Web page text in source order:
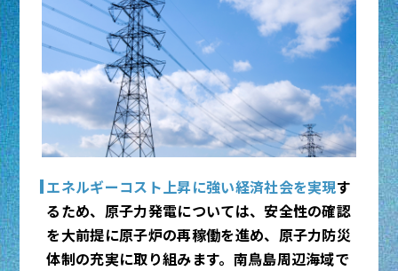
や中山間地域等の振興を図るための収益力向
上、関係人口の拡大等を支援します。
米の流通構造の合理化及び透明化を含め、合理
的な価格形成の実現等を通じた食料・生産資材
の安定的なサプライチェーンの確保や不測時に
備えた食料供給体制の構築に取り組みます。
や生産体制の強化、スマート林業の推進、各地
における国産材転換・木材利用拡大、担い手の
確保・育成等を支援します。
エネルギーコスト上昇に強い経済社会を実現す
るため、原子力発電については、安全性の確認
を大前提に原子炉の再稼働を進め、原子力防災
体制の充実に取り組みます。南鳥島周辺海域で